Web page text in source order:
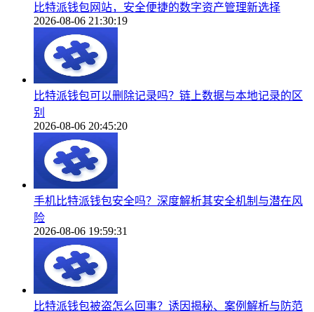
比特派钱包网站，安全便捷的数字资产管理新选择
2026-08-06 21:30:19
比特派钱包可以删除记录吗？链上数据与本地记录的区
别
2026-08-06 20:45:20
手机比特派钱包安全吗？深度解析其安全机制与潜在风
险
2026-08-06 19:59:31
比特派钱包被盗怎么回事？诱因揭秘、案例解析与防范